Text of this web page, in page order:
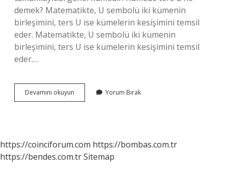
demek? Matematikte, U sembolü iki kümenin
birleşimini, ters U ise kümelerin kesişimini temsil
eder. Matematikte, U sembolü iki kümenin
birleşimini, ters U ise kümelerin kesişimini temsil
eder.…
Devamını okuyun
Kümenin
Yorum Bırak
https://coinciforum.com https://bombas.com.tr
https://bendes.com.trSitemap